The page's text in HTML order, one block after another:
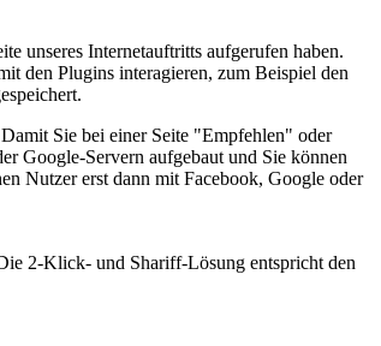
unseres Internetauftritts aufgerufen haben.
den Plugins interagieren, zum Beispiel den
Sie bei einer Seite "Empfehlen" oder
Google-Servern aufgebaut und Sie können
Nutzer erst dann mit Facebook, Google oder
2-Klick- und Shariff-Lösung entspricht den